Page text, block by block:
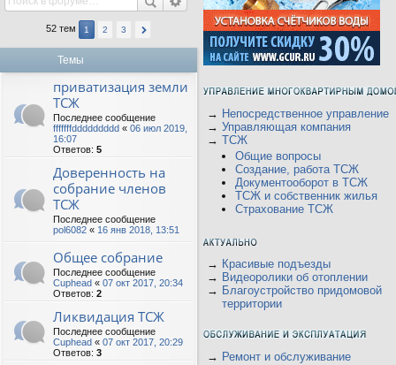
52 тем 1 2 3
Темы
приватизация земли
ТСЖ
Последнее сообщение
fffffffddddddddd « 06 июл 2019,
16:07
Ответов: 5
Доверенность на
собрание членов
ТСЖ
Последнее сообщение
pol6082 « 16 янв 2018, 13:51
Общее собрание
Последнее сообщение
Cuphead « 07 окт 2017, 20:34
Ответов: 2
Ликвидация ТСЖ
Последнее сообщение
Cuphead « 07 окт 2017, 20:29
Ответов: 3
→ Непосредственное управление
→ Управляющая компания
→ ТСЖ
Общие вопросы
Создание, работа ТСЖ
Документооборот в ТСЖ
ТСЖ и собственник жилья
Страхование ТСЖ
→ Красивые подъезды
→ Видеоролики об отоплении
→ Благоустройство придомовой
территории
→ Ремонт и обслуживание